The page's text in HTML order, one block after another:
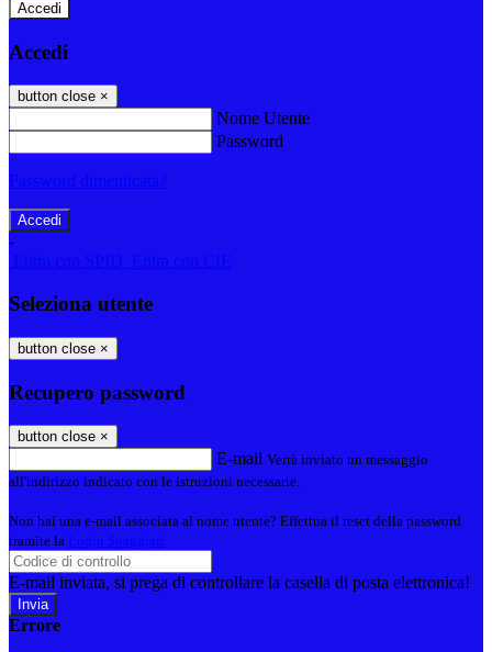
Accedi
Accedi
button close ×
Nome Utente
Password
-
Seleziona utente
button close ×
Recupero password
button close ×
E-mail Verrà inviato un messaggio
all'indirizzo indicato con le istruzioni necessarie.
Non hai una e-mail associata al nome utente? Effettua il reset della password
tramite la
E-mail inviata, si prega di controllare la casella di posta elettronica!
Errore